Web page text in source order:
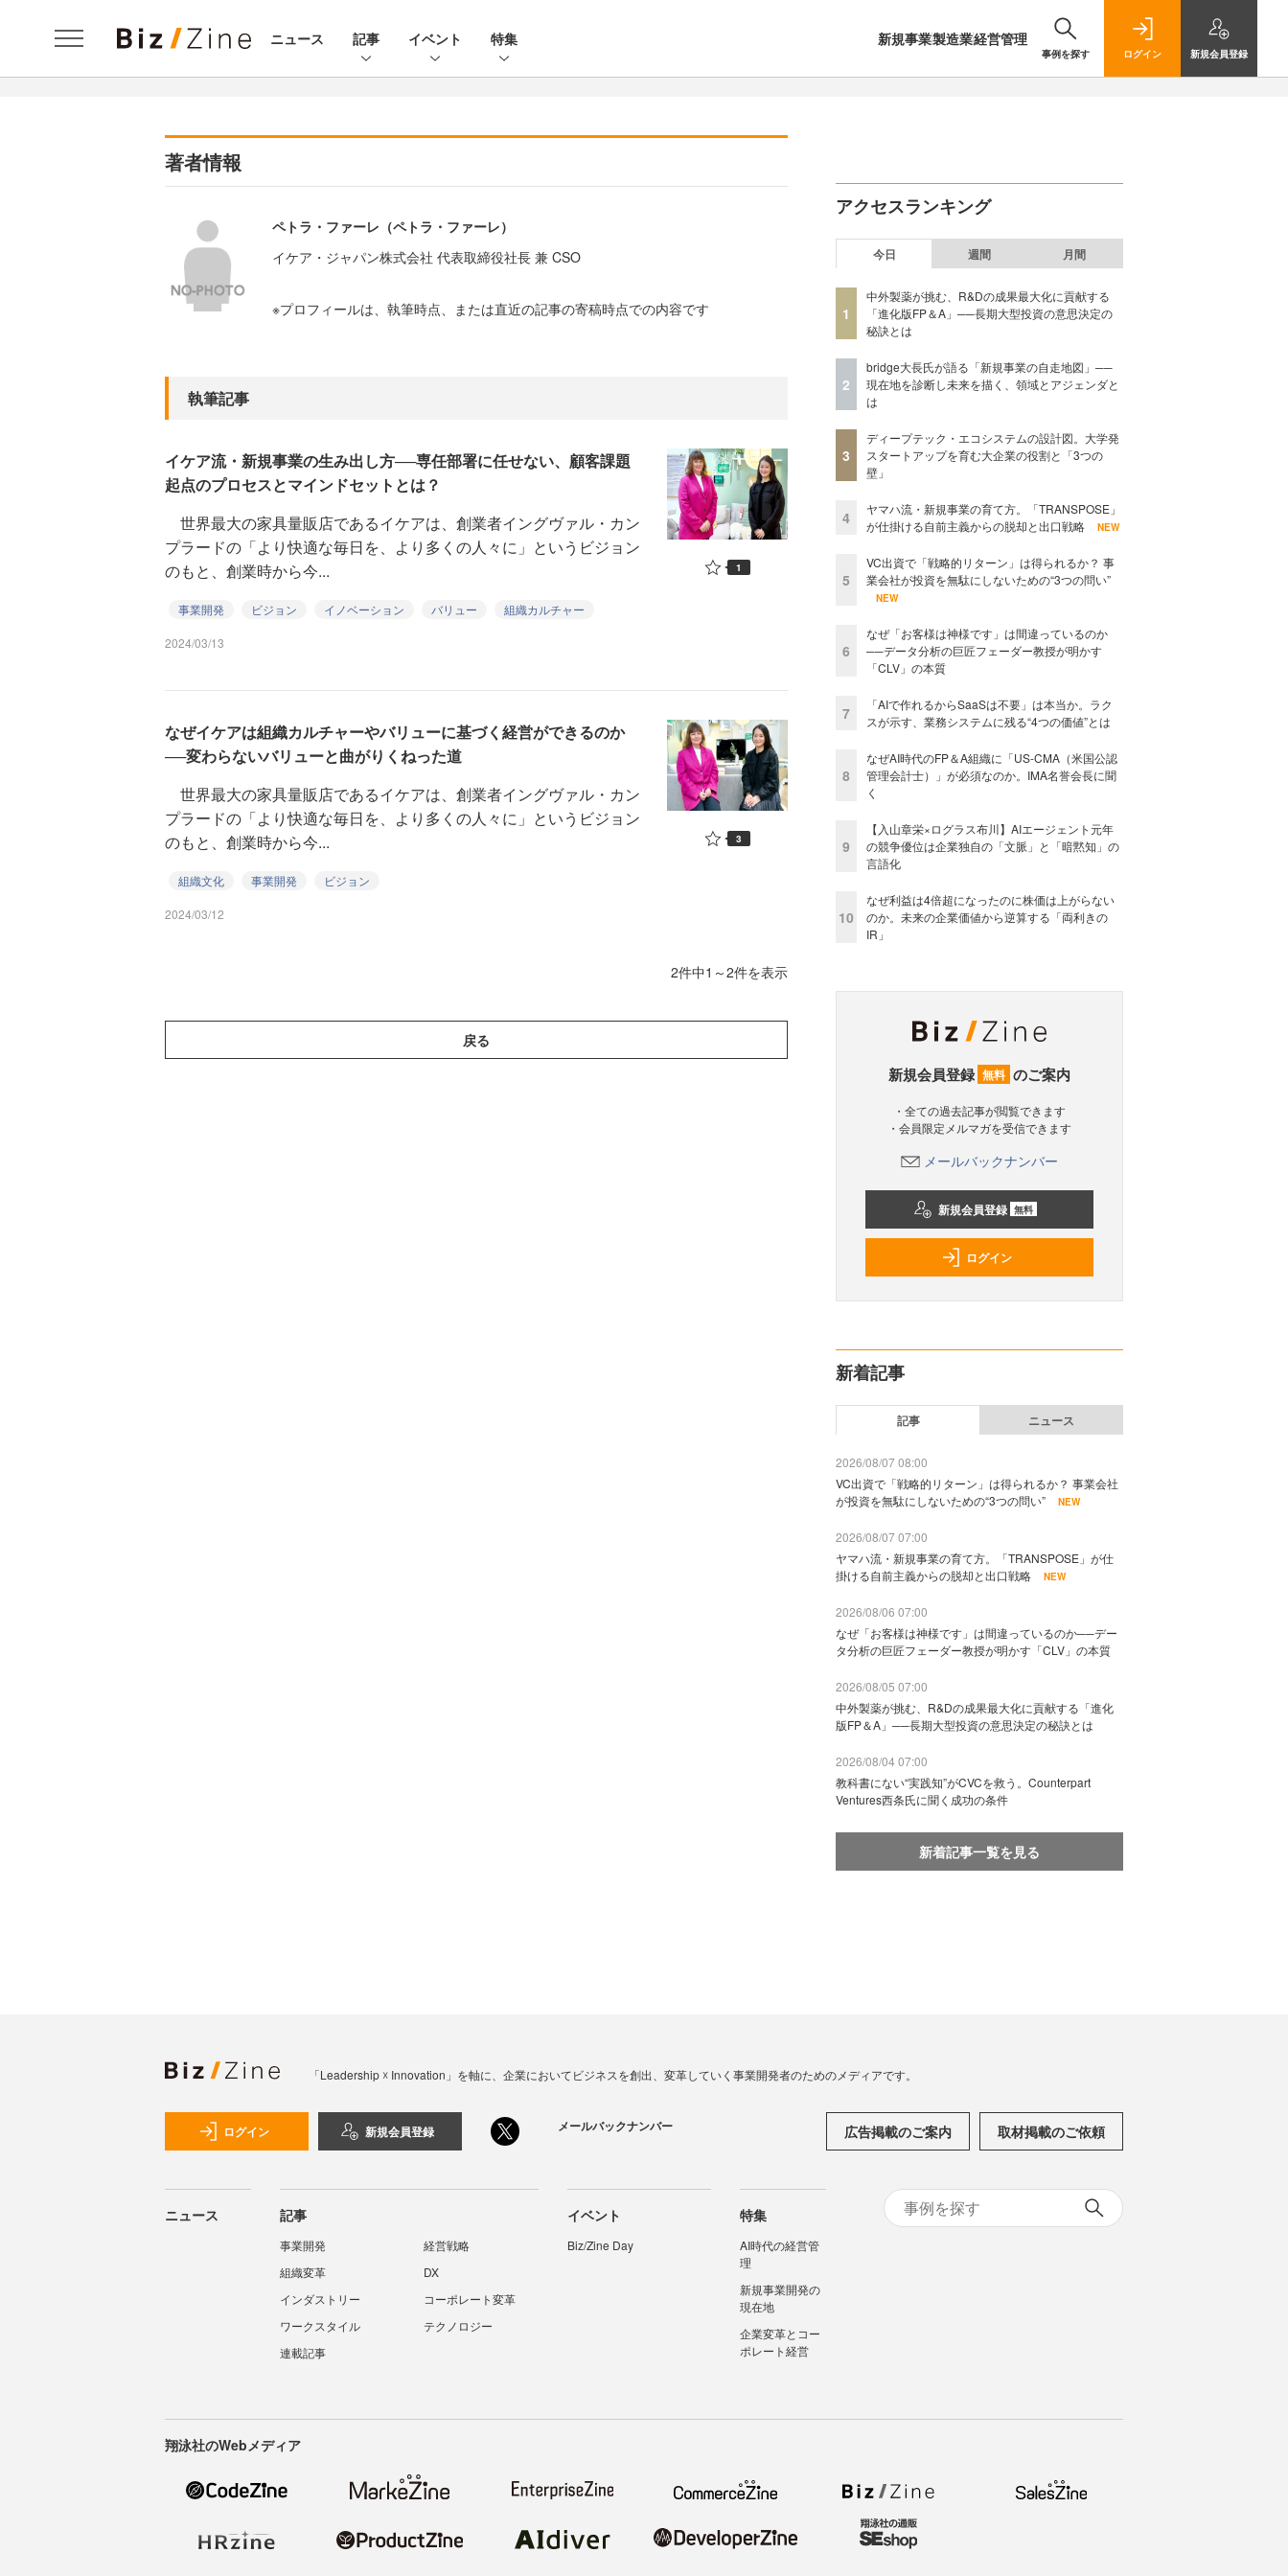
ニュース 記事 イベント 特集 新規事業製造業経営管理
事例を探す ログイン 新規会員登録
著者情報
ペトラ・ファーレ（ペトラ・ファーレ）
イケア・ジャパン株式会社 代表取締役社長 兼 CSO
※プロフィールは、執筆時点、または直近の記事の寄稿時点での内容です
執筆記事
イケア流・新規事業の生み出し方──専任部署に任せない、顧客課題
起点のプロセスとマインドセットとは？
世界最大の家具量販店であるイケアは、創業者イングヴァル・カン
プラードの「より快適な毎日を、より多くの人々に」というビジョン
のもと、創業時から今...
事業開発 ビジョン イノベーション バリュー 組織カルチャー
2024/03/13
1
なぜイケアは組織カルチャーやバリューに基づく経営ができるのか
──変わらないバリューと曲がりくねった道
世界最大の家具量販店であるイケアは、創業者イングヴァル・カン
プラードの「より快適な毎日を、より多くの人々に」というビジョン
のもと、創業時から今...
組織文化 事業開発 ビジョン
2024/03/12
3
2件中1～2件を表示
戻る
アクセスランキング
今日 週間 月間
1
中外製薬が挑む、R&Dの成果最大化に貢献する
「進化版FP＆A」──長期大型投資の意思決定の
秘訣とは
2
bridge大長氏が語る「新規事業の自走地図」──
現在地を診断し未来を描く、領域とアジェンダと
は
3
ディープテック・エコシステムの設計図。大学発
スタートアップを育む大企業の役割と「3つの
壁」
4
ヤマハ流・新規事業の育て方。「TRANSPOSE」
が仕掛ける自前主義からの脱却と出口戦略
NEW
5
VC出資で「戦略的リターン」は得られるか？ 事
業会社が投資を無駄にしないための“3つの問い”
NEW
6
なぜ「お客様は神様です」は間違っているのか
──データ分析の巨匠フェーダー教授が明かす
「CLV」の本質
7
「AIで作れるからSaaSは不要」は本当か。ラク
スが示す、業務システムに残る“4つの価値”とは
8
なぜAI時代のFP＆A組織に「US-CMA（米国公認
管理会計士）」が必須なのか。IMA名誉会長に聞
く
9
【入山章栄×ログラス布川】AIエージェント元年
の競争優位は企業独自の「文脈」と「暗黙知」の
言語化
10
なぜ利益は4倍超になったのに株価は上がらない
のか。未来の企業価値から逆算する「両利きの
IR」
新規会員登録 無料 のご案内
・全ての過去記事が閲覧できます
・会員限定メルマガを受信できます
メールバックナンバー
新規会員登録 無料
ログイン
新着記事
記事 ニュース
2026/08/07 08:00
VC出資で「戦略的リターン」は得られるか？ 事業会社
が投資を無駄にしないための“3つの問い”
NEW
2026/08/07 07:00
ヤマハ流・新規事業の育て方。「TRANSPOSE」が仕
掛ける自前主義からの脱却と出口戦略
NEW
2026/08/06 07:00
なぜ「お客様は神様です」は間違っているのか──デー
タ分析の巨匠フェーダー教授が明かす「CLV」の本質
2026/08/05 07:00
中外製薬が挑む、R&Dの成果最大化に貢献する「進化
版FP＆A」──長期大型投資の意思決定の秘訣とは
2026/08/04 07:00
教科書にない“実践知”がCVCを救う。Counterpart
Ventures西条氏に聞く成功の条件
新着記事一覧を見る
「Leadership ☓ Innovation」を軸に、企業においてビジネスを創出、変革していく事業開発者のためのメディアです。
ログイン 新規会員登録 メールバックナンバー 広告掲載のご案内 取材掲載のご依頼
ニュース 記事
事業開発
経営戦略
組織変革
DX
インダストリー
コーポレート変革
ワークスタイル
テクノロジー
連載記事
イベント
Biz/Zine Day
特集
AI時代の経営管
理
新規事業開発の
現在地
企業変革とコー
ポレート経営
翔泳社のWebメディア